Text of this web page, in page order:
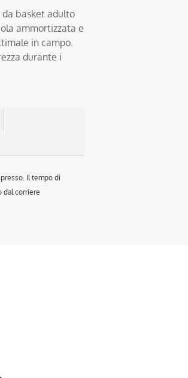
da basket adulto
ammortizzata e
in campo.
durante i
Il tempo di
dal corriere